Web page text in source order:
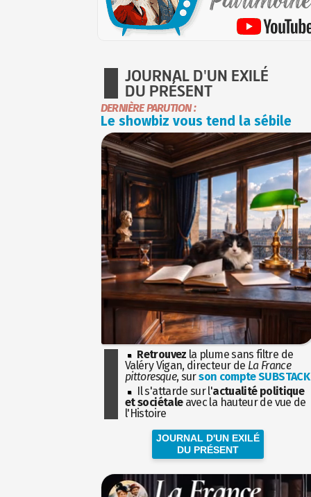
JOURNAL D'UN EXILÉ
DU PRÉSENT
DERNIÈRE PARUTION :
Le showbiz vous tend la sébile
Retrouvez la plume sans filtre de
Valéry Vigan, directeur de La France
pittoresque, surson compte SUBSTACK
Il s'attarde sur l'actualité politique
et sociétaleavec la hauteur de vue de
l'Histoire
JOURNAL D'UN EXILÉ
DU PRÉSENT